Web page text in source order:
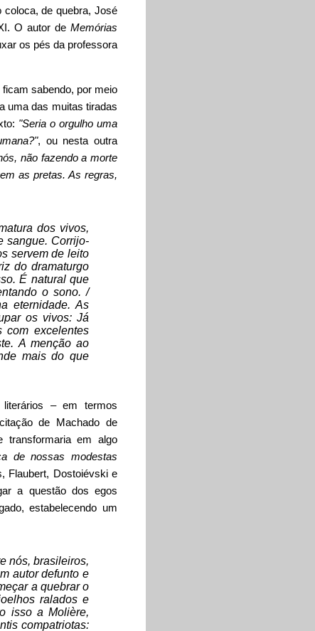
coloca, de quebra, José
O autor de Memórias
os pés da professora
sabendo, por meio
uma das muitas tiradas
"Seria o orgulho uma
, ou nesta outra
não fazendo a morte
as pretas. As regras,
dos vivos,
sangue. Corrijo-
servem de leito
do dramaturgo
É natural que
o sono. /
eternidade. As
os vivos: Já
com excelentes
A menção ao
mais do que
literários – em termos
de Machado de
em algo
de nossas modestas
Flaubert, Dostoiévski e
a questão dos egos
estabelecendo um
nós, brasileiros,
autor defunto e
a quebrar o
ralados e
isso a Molière,
compatriotas: